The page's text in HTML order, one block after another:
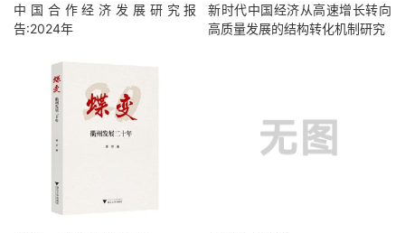
中国合作经济发展研究报
告:2024年
新时代中国经济从高速增长转向
高质量发展的结构转化机制研究